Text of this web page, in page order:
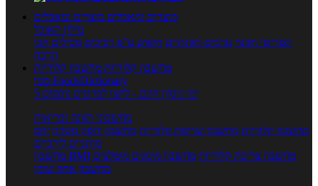
מוצרים ומאכלים מוצרים ומאכלים
מילון האוכל
תפריטי תזונה ערכים תזונתיים חיפוש ע"פ רכיבים מכילים הכי
הרבה
מחשבון קלוריות מחשבון קלוריות
מנוי FoodsDictionary
5 ימי ניסיון חינם - לחצו לפרטים נוספים
מחשבוני תזונה ובריאות
מחשבון קלוריות מחשבון שריפת קלוריות מחשבון דופק מטרה יחס
מותניים לירכיים
מחשבון BMI
מחשבון צריכת קלוריות מחשבון מינונים מומלצים
מחשבון אחוז שומן